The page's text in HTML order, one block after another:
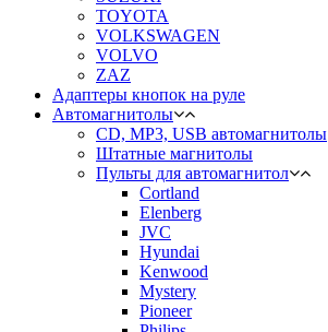
TOYOTA
VOLKSWAGEN
VOLVO
ZAZ
Адаптеры кнопок на руле
Автомагнитолы
CD, MP3, USB автомагнитолы
Штатные магнитолы
Пульты для автомагнитол
Cortland
Elenberg
JVC
Hyundai
Kenwood
Mystery
Pioneer